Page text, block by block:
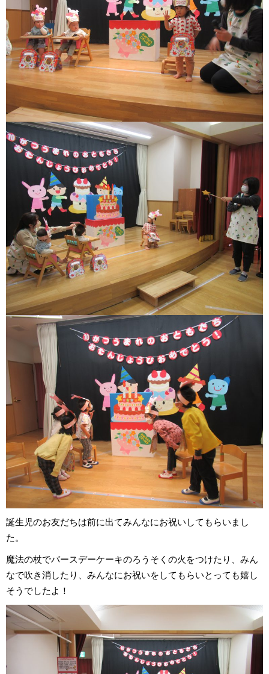
誕生児のお友だちは前に出てみんなにお祝いしてもらいまし
た。
魔法の杖でバースデーケーキのろうそくの火をつけたり、みん
なで吹き消したり、みんなにお祝いをしてもらいとっても嬉し
そうでしたよ！